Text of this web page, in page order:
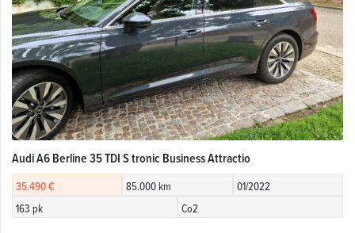
Audi A6 Berline 35 TDI S tronic Business Attractio
35.490 € 85.000 km
01/2022
163 pk
Co2